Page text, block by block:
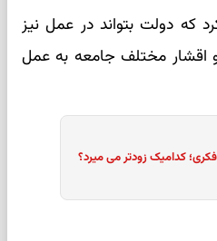
که دولت بتواند در عمل نیز
اقشار مختلف جامعه به عمل
کدامیک زودتر می میرد؟